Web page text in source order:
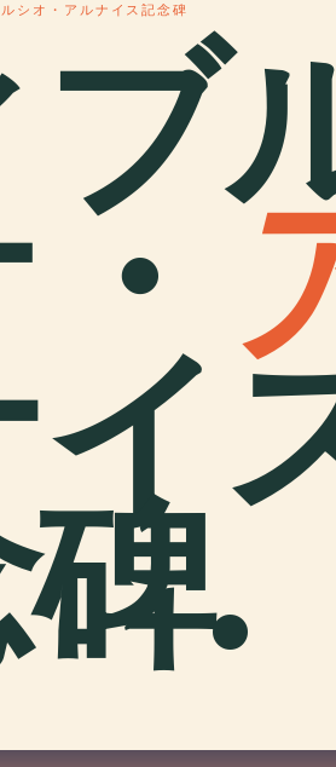
シオ・アルナイス記念碑
.